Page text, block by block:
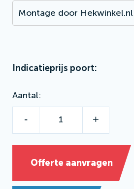
Montage door Hekwinkel.nl
Indicatieprijs poort:
Aantal
- +
Offerte aanvragen